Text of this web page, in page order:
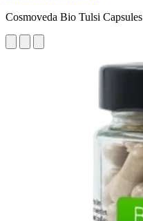
Cosmoveda Bio Tulsi Capsules